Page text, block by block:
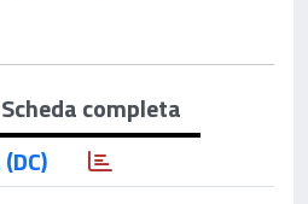
Scheda completa